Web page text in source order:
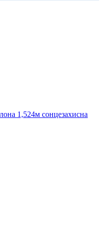
1,524м сонцезахисна